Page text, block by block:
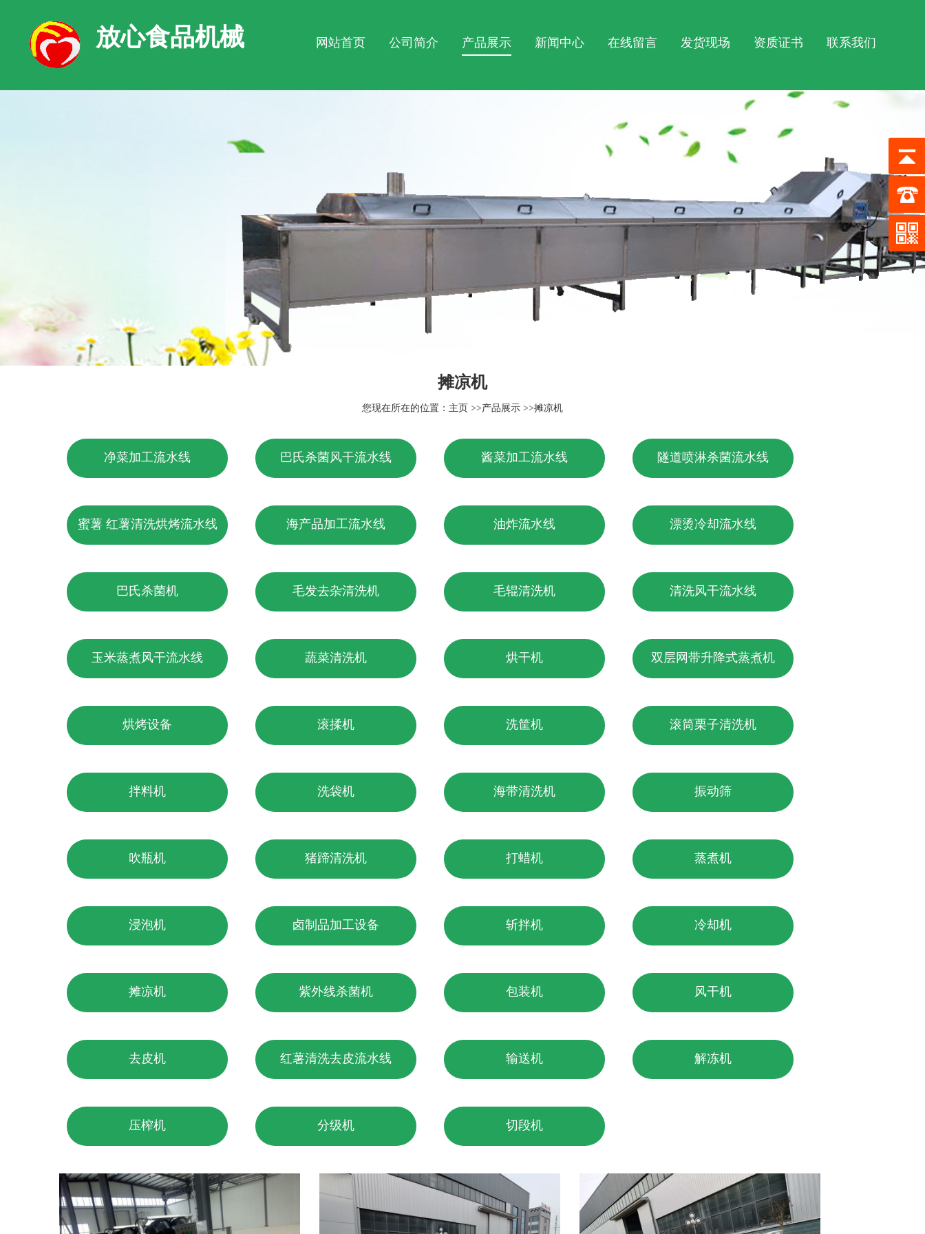
放心食品机械 网站首页 公司简介 产品展示 新闻中心 在线留言 发货现场 资质证书 联系我们
摊凉机
您现在所在的位置： 主页 >>产品展示 >>摊凉机
净菜加工流水线 巴氏杀菌风干流水线 酱菜加工流水线 隧道喷淋杀菌流水线
蜜薯 红薯清洗烘烤流水线 海产品加工流水线 油炸流水线 漂烫冷却流水线
巴氏杀菌机 毛发去杂清洗机 毛辊清洗机 清洗风干流水线
玉米蒸煮风干流水线 蔬菜清洗机 烘干机 双层网带升降式蒸煮机
烘烤设备 滚揉机 洗筐机 滚筒栗子清洗机
拌料机 洗袋机 海带清洗机 振动筛
吹瓶机 猪蹄清洗机 打蜡机 蒸煮机
浸泡机 卤制品加工设备 斩拌机 冷却机
摊凉机 紫外线杀菌机 包装机 风干机
去皮机 红薯清洗去皮流水线 输送机 解冻机
压榨机 分级机 切段机